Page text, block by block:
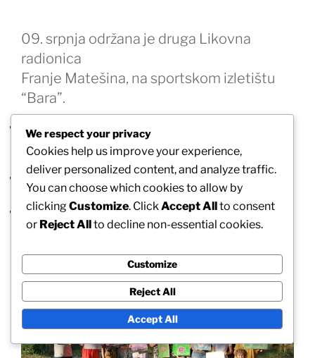
09. srpnja održana je druga Likovna
radionica
Franje Matešina, na sportskom izletištu
“Bara”.
Gosp. Matešin je pripremio mnoštvo forografija s
raznim motivima, uključujući i razne materijale, tako da
su radovi protekli s ove radionice bili raznoliki.
Sve radove možete doći pogledati u hodnik Centra za
kulturu i informiranje dr. Franjo Tuđman.
Slobodno zavirite u galeriju, gdje su objavljene sve slike
s ove radionice.
We respect your privacy
Cookies help us improve your experience,
deliver personalized content, and analyze traffic.
You can choose which cookies to allow by
clickingCustomize. Click Accept Allto consent
or Reject Allto decline non-essential cookies.
Customize
Reject All
Accept All